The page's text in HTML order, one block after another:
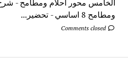
الخامس محور أحلام ومطامح -
ومطامح 8 اساسي - تحضير...
Comments closed